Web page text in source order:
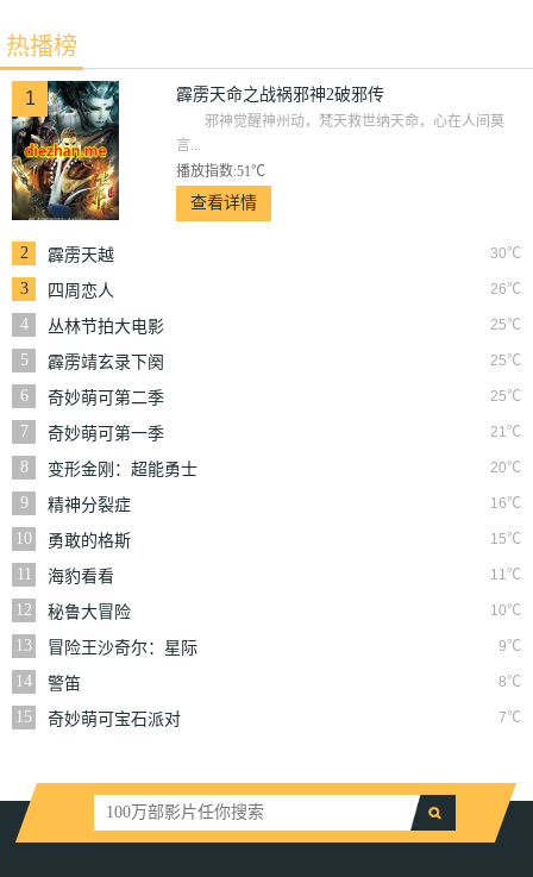
热播榜
1 霹雳天命之战祸邪神2破邪传
邪神觉醒神州动，梵天救世纳天命，心在人间莫
言...
播放指数:51℃
查看详情
2 30℃
霹雳天越
3
26℃
四周恋人
4
25℃
丛林节拍大电影
5
25℃
霹雳靖玄录下阕
6
25℃
奇妙萌可第二季
7
21℃
奇妙萌可第一季
8
20℃
变形金刚：超能勇士
第二季
9 16℃
精神分裂症
10
15℃
勇敢的格斯
11
11℃
海豹看看
12
10℃
秘鲁大冒险
13
9℃
冒险王沙奇尔：星际
垃圾战
14 8℃
警笛
15
7℃
奇妙萌可宝石派对